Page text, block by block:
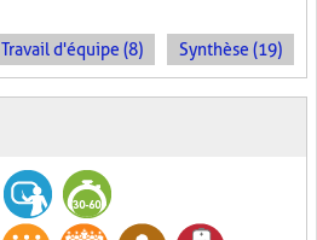
Travail d'équipe (8) Synthèse (19)